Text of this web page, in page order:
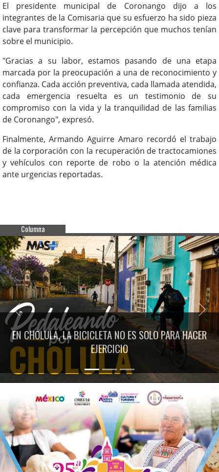
El presidente municipal de Coronango dijo a los
integrantes de la Comisaria que su esfuerzo ha sido pieza
clave para transformar la percepción que muchos tenían
sobre el municipio.
"Gracias a su labor, estamos pasando de una etapa
marcada por la preocupación a una de reconocimiento y
confianza. Cada acción preventiva, cada llamada atendida,
cada emergencia resuelta es un testimonio de su
compromiso con la vida y la tranquilidad de las familias
de Coronango", expresó.
Finalmente, Armando Aguirre Amaro recordó el trabajo
de la corporación con la recuperación de tractocamiones
y vehículos con reporte de robo o la atención médica
ante urgencias reportadas.
Columna
EN CHOLULA, LA BICICLETA NO ES SOLO PARA HACER
EJERCICIO
Previous Next